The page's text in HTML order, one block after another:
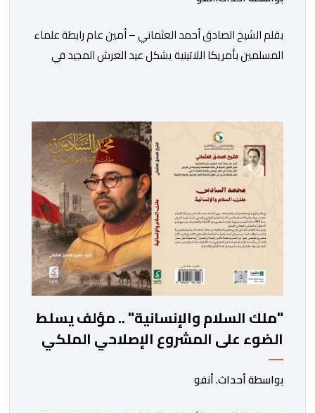
بقلم الشيخ الصادق أحمد العثماني – أمين عام رابطة علماء
المسلمين بأمريكا اللاتينية يشكل عيد العرش المجيد في
معاني الوفاء والالتحام بين العرش والشعب، ويُستحضر من
خلالها واحد من أعرق النظم السياسية في العالم الإسلامي،
وهو نظام البيعة […]
"ملك السلام والإنسانية" .. مؤلف يسلط
الضوء على المشروع الإصلاحي الملكي
بواسطة أحداث. أنفو